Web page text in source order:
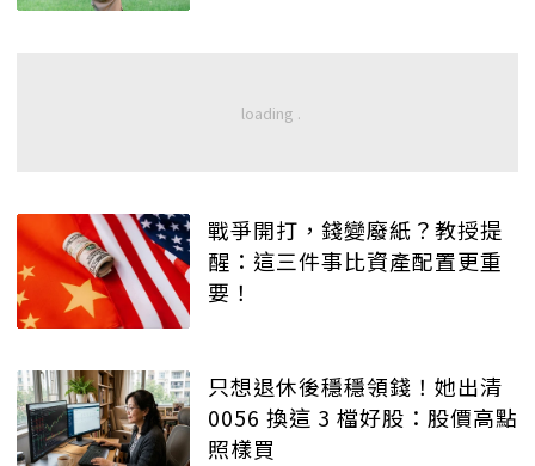
戰爭開打，錢變廢紙？教授提
醒：這三件事比資產配置更重
要！
只想退休後穩穩領錢！她出清
0056 換這 3 檔好股：股價高點
照樣買